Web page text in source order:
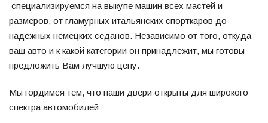
специализируемся на выкупе машин всех мастей и
размеров, от гламурных итальянских спорткаров до
надёжных немецких седанов. Независимо от того, откуда
ваш авто и к какой категории он принадлежит, мы готовы
предложить Вам лучшую цену.
Мы гордимся тем, что наши двери открыты для широкого
спектра автомобилей: